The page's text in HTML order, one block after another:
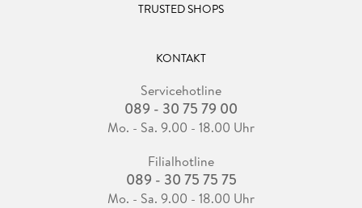
TRUSTED SHOPS
KONTAKT
Servicehotline
089 - 30 75 79 00
Mo. - Sa. 9.00 - 18.00 Uhr
Filialhotline
089 - 30 75 75 75
Mo. - Sa. 9.00 - 18.00 Uhr